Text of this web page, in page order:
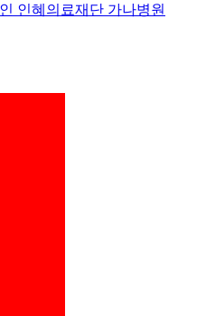
인혜의료재단 가나병원